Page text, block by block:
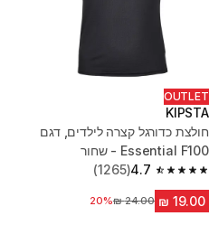
OUTLET
KIPSTA
חולצת כדורגל קצרה לילדים, דגם
Essential F100 - שחור
4.7
4.7 out of 5 stars from 1265 reviews
(1265)
מחיר לפני הנחה‏24.00 ₪
20%